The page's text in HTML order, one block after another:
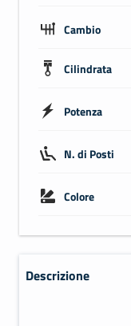
Cambio
Cilindrata
Potenza
N. di Posti
Colore
Descrizione